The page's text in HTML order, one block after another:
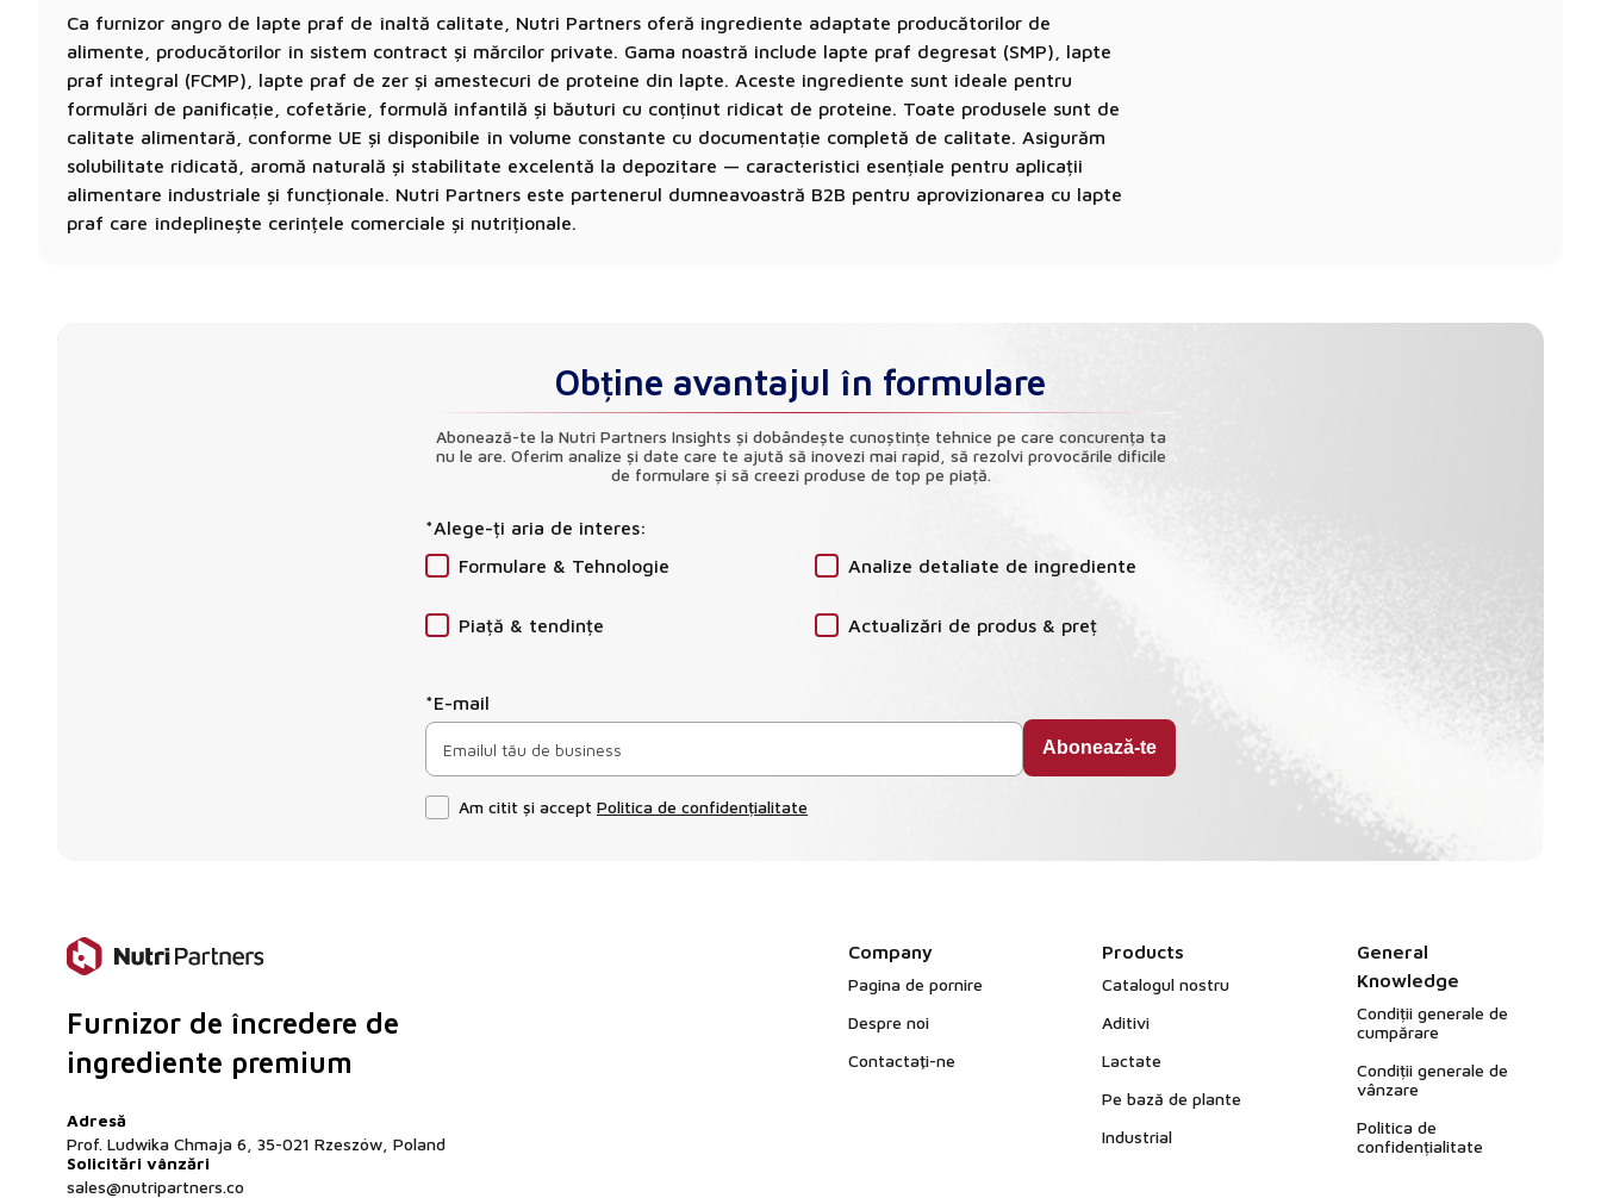
Ca furnizor angro de lapte praf de înaltă calitate, Nutri Partners oferă ingrediente adaptate producătorilor de
alimente, producătorilor în sistem contract și mărcilor private. Gama noastră include lapte praf degresat (SMP), lapte
praf integral (FCMP), lapte praf de zer și amestecuri de proteine din lapte. Aceste ingrediente sunt ideale pentru
formulări de panificație, cofetărie, formulă infantilă și băuturi cu conținut ridicat de proteine. Toate produsele sunt de
calitate alimentară, conforme UE și disponibile în volume constante cu documentație completă de calitate. Asigurăm
solubilitate ridicată, aromă naturală și stabilitate excelentă la depozitare — caracteristici esențiale pentru aplicații
alimentare industriale și funcționale. Nutri Partners este partenerul dumneavoastră B2B pentru aprovizionarea cu lapte
praf care îndeplinește cerințele comerciale și nutriționale.
Obține avantajul în formulare
Abonează-te la Nutri Partners Insights și dobândește cunoștințe tehnice pe care concurența ta
nu le are. Oferim analize și date care te ajută să inovezi mai rapid, să rezolvi provocările dificile
de formulare și să creezi produse de top pe piață.
*Alege-ți aria de interes:
Formulare & Tehnologie
Analize detaliate de ingrediente
Piață & tendințe Actualizări de produs & preț
*E-mail
Am citit și accept Politica de confidențialitate
Furnizor de încredere de
ingrediente premium
Adresă
Prof. Ludwika Chmaja 6, 35-021 Rzeszów, Poland
Solicitări vânzări
sales@nutripartners.co
Company
Pagina de pornire
Despre noi
Contactaţi-ne
Products
Catalogul nostru
Aditivi
Lactate
Pe bază de plante
Industrial
General
Knowledge
Condiții generale de
cumpărare
Condiții generale de
vânzare
Politica de
confidențialitate